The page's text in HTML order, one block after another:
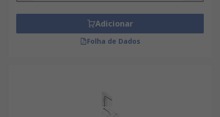
Adicionar
Folha de Dados